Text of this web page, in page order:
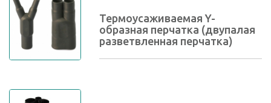
Термоусаживаемая Y-
образная перчатка (двупалая
разветвленная перчатка)